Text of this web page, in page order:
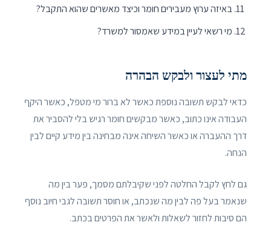
באיזה ערוץ מעבירים חומר וכיצד מאשרים שהוא התקבל?
מי רשאי לעיין במידע שאמסור למשרד?
מתי לעצור ולבקש הבהרה
כדאי לבקש תשובה נוספת כאשר לא ברור מי מטפל, כאשר היקף
העבודה אינו כתוב, כאשר מבקשים חומר רגיש בלי להסביר את
דרך ההעברה או כאשר השיחה אינה מבחינה בין מידע קיים לבין
הנחה.
גם לחץ לקבל החלטה לפני שקיבלתם מסמך, פער בין מה
שנאמר בעל פה לבין מה שנכתב, או חוסר תשובה לגבי חיוב נוסף
הם סיבות לחזור לשאלות ולאשר את הפרטים בכתב.